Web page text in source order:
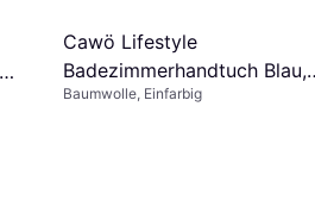
Cawö Lifestyle
Badezimmerhandtuch Blau,
Schwarz, Grau (100x50cm)
Baumwolle, Einfarbig